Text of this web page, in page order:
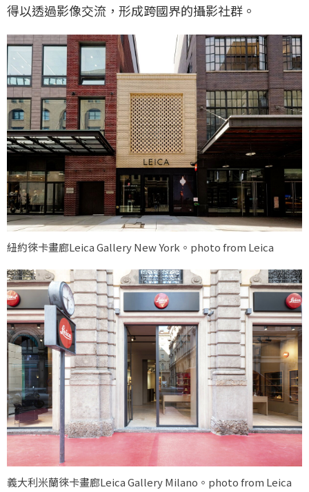
得以透過影像交流，形成跨國界的攝影社群。
紐約徠卡畫廊Leica Gallery New York。photo from Leica
義大利米蘭徠卡畫廊Leica Gallery Milano。photo from Leica